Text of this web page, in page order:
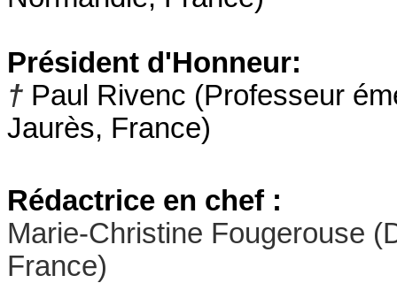
Président d'Honneur:
† Paul Rivenc (Professeur
Jaurès, France)
Rédactrice en chef :
Marie-Christine Fougerouse
France)